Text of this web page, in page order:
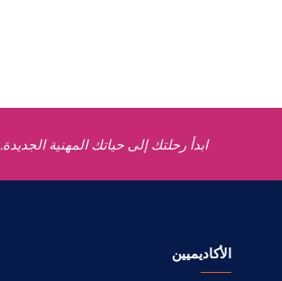
ابدأ رحلتك إلى حياتك المهنية الجديدة.
الأكاديميين